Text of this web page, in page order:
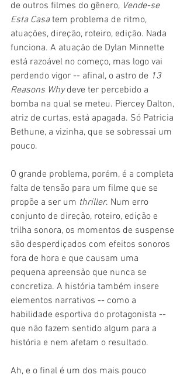
de outros filmes do gênero, Vende-se
Esta Casa tem problema de ritmo,
atuações, direção, roteiro, edição. Nada
funciona. A atuação de Dylan Minnette
está razoável no começo, mas logo vai
perdendo vigor -- afinal, o astro de 13
Reasons Why deve ter percebido a
bomba na qual se meteu. Piercey Dalton,
atriz de curtas, está apagada. Só Patricia
Bethune, a vizinha, que se sobressai um
pouco.
O grande problema, porém, é a completa
falta de tensão para um filme que se
propõe a ser um thriller. Num erro
conjunto de direção, roteiro, edição e
trilha sonora, os momentos de suspense
são desperdiçados com efeitos sonoros
fora de hora e que causam uma
pequena apreensão que nunca se
concretiza. A história também insere
elementos narrativos -- como a
habilidade esportiva do protagonista --
que não fazem sentido algum para a
história e nem afetam o resultado.
Ah, e o final é um dos mais pouco